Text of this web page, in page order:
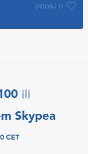
DODAJ U
ili
Skypea
CET